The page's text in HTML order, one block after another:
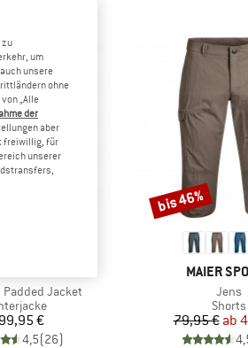
Padded Jacket
Preis
€
4,5(26)
MARKE
MAIER
Artikel
Jens
Shorts
79,95 € ab
Rabatt
bis 46%
zu
um
unsere
ohne
„Alle
der
aber
freiwillig, für
unserer